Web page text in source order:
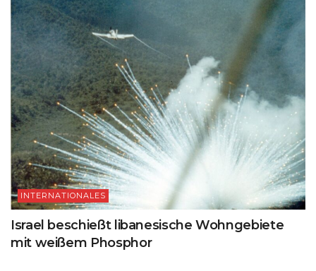
INTERNATIONALES
Israel beschießt libanesische Wohngebiete
mit weißem Phosphor